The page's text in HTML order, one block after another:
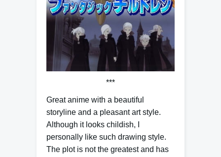
***
Great anime with a beautiful
storyline and a pleasant art style.
Although it looks childish, I
personally like such drawing style.
The plot is not the greatest and has